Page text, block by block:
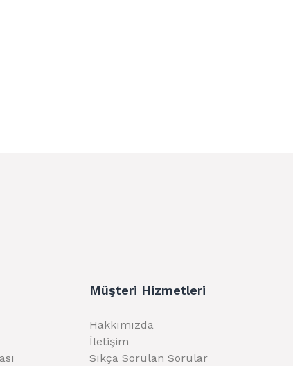
Müşteri Hizmetleri
Hakkımızda
İletişim
Sıkça Sorulan Sorular